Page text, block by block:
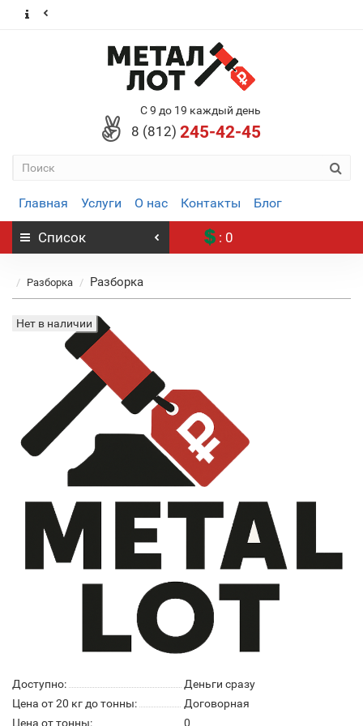
С 9 до 19 каждый день
8 (812) 245-42-45
Главная Услуги О нас Контакты Блог
Список : 0
Разборка Разборка
Нет в наличии
Доступно:
Деньги сразу
Цена от 20 кг до тонны:
Договорная
Цена от тонны:
0